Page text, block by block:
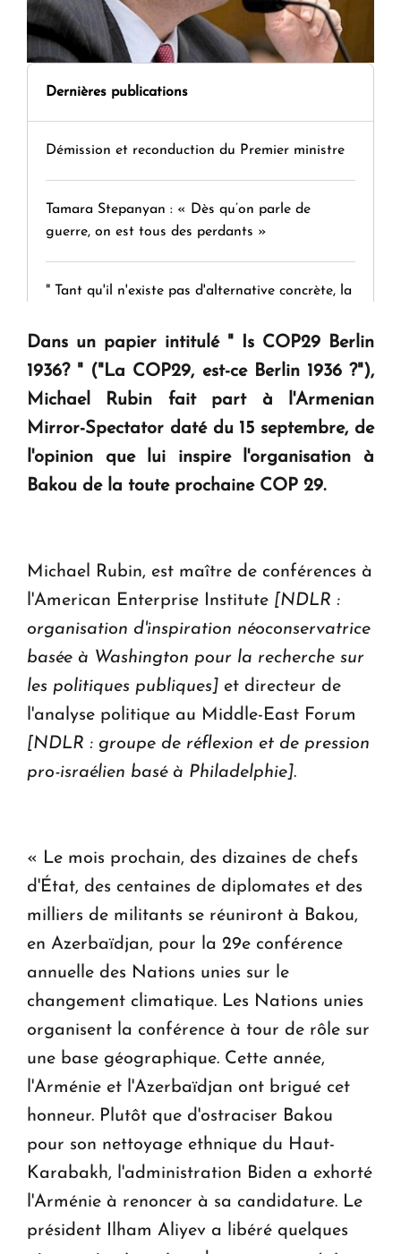
Dernières publications
Démission et reconduction du Premier ministre
Tamara Stepanyan : « Dès qu’on parle de
guerre, on est tous des perdants »
" Tant qu'il n'existe pas d'alternative concrète, la
KASA : 30 ans d'audace, de résilience et d'avenir
en Arménie
Le premier hôtel Hyatt Regency d'Arménie
ouvrira ses portes à Dilijan
Dans un papier intitulé " Is COP29 Berlin
1936? " ("La COP29, est-ce Berlin 1936 ?"),
Michael Rubin fait part à l'Armenian
Mirror-Spectator daté du 15 septembre, de
l'opinion que lui inspire l'organisation à
Bakou de la toute prochaine COP 29.
Michael Rubin, est maître de conférences à
l'American Enterprise Institute [NDLR :
organisation d'inspiration néoconservatrice
basée à Washington pour la recherche sur
les politiques publiques] et directeur de
l'analyse politique au Middle-East Forum
[NDLR : groupe de réflexion et de pression
pro-israélien basé à Philadelphie].
« Le mois prochain, des dizaines de chefs
d'État, des centaines de diplomates et des
milliers de militants se réuniront à Bakou,
en Azerbaïdjan, pour la 29e conférence
annuelle des Nations unies sur le
changement climatique. Les Nations unies
organisent la conférence à tour de rôle sur
une base géographique. Cette année,
l'Arménie et l'Azerbaïdjan ont brigué cet
honneur. Plutôt que d'ostraciser Bakou
pour son nettoyage ethnique du Haut-
Karabakh, l'administration Biden a exhorté
l'Arménie à renoncer à sa candidature. Le
président Ilham Aliyev a libéré quelques